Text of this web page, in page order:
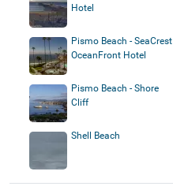
Hotel
Pismo Beach - SeaCrest
OceanFront Hotel
Pismo Beach - Shore
Cliff
Shell Beach